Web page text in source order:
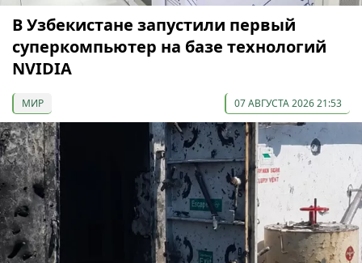
В Узбекистане запустили первый
суперкомпьютер на базе технологий
NVIDIA
МИР 07 АВГУСТА 2026 21:53